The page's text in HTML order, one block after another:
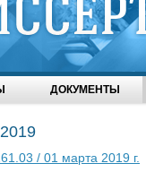
ДОКУМЕНТЫ
/ 01 марта 2019 г.